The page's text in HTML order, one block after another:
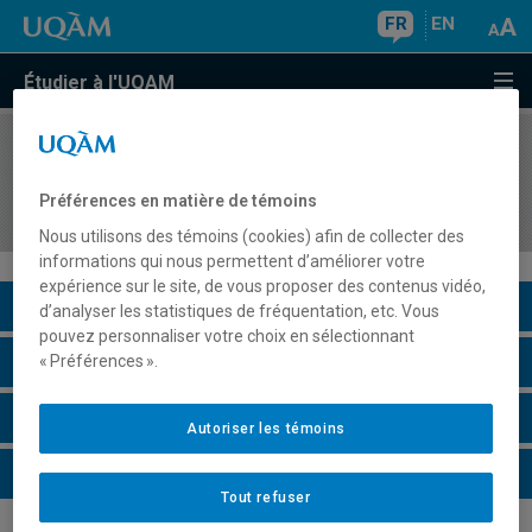
FR EN
Étudier à l'UQAM
COURS//
projet
Description du cours
Horaire - Été 2026
Horaire - Automne 2026
Horaire - Hiver 2027
Préférences en matière de témoins
Nous utilisons des témoins (cookies) afin de collecter des
informations qui nous permettent d’améliorer votre
expérience sur le site, de vous proposer des contenus vidéo,
d’analyser les statistiques de fréquentation, etc. Vous
pouvez personnaliser votre choix en sélectionnant
« Préférences ».
Tout refuser
Autoriser les témoins